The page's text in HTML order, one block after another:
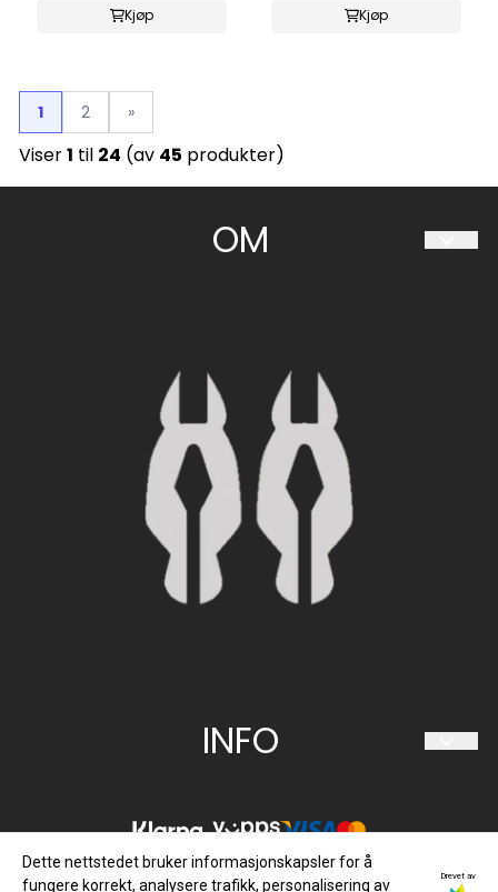
Kjøp
Kjøp
1 2 »
Viser1 til 24 (av 45 produkter)
OM
Org. nr. 997 094 034
Tlf: 480 60 063
sorlandet@hestiia.no
INFO
Personvern
Om oss
Dette nettstedet bruker informasjonskapsler for å
fungere korrekt, analysere trafikk, personalisering av
Drevet av